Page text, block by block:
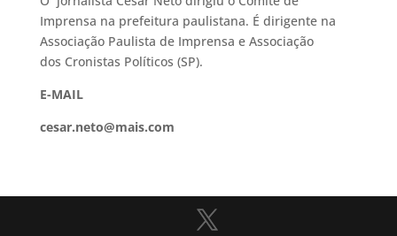
Imprensa na prefeitura paulistana. É dirigente na
Associação Paulista de Imprensa e Associação
dos Cronistas Políticos (SP).
E-MAIL
cesar.neto@mais.com